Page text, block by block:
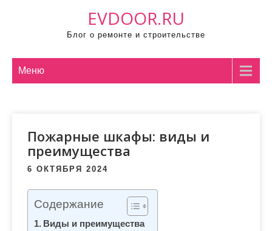
EVDOOR.RU
Блог о ремонте и строительстве
Меню
Пожарные шкафы: виды и
преимущества
6 ОКТЯБРЯ 2024
Содержание
Виды и преимущества